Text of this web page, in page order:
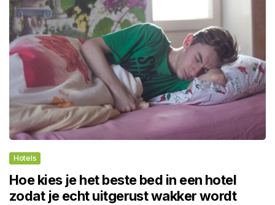
Hotels
Hoe kies je het beste bed in een hotel
zodat je echt uitgerust wakker wordt